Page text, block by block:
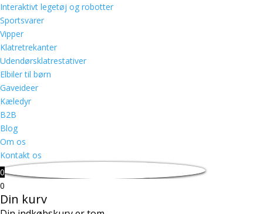
Interaktivt legetøj og robotter
Sportsvarer
Vipper
Klatretrekanter
Udendørsklatrestativer
Elbiler til børn
Gaveideer
Kæledyr
B2B
Blog
Om os
Kontakt os
0
0
Din kurv